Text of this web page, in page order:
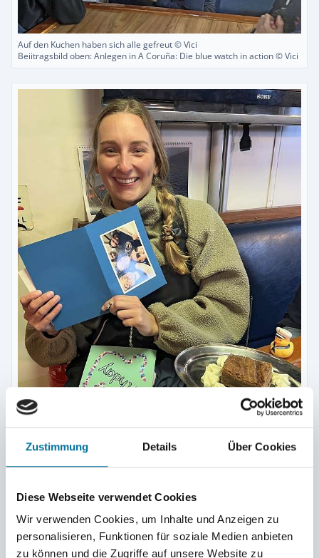
Zustimmung Details Über Cookies
Diese Webseite verwendet Cookies
Wir verwenden Cookies, um Inhalte und Anzeigen zu
personalisieren, Funktionen für soziale Medien anbieten
zu können und die Zugriffe auf unsere Website zu
Auf den Kuchen haben sich alle gefreut © Vici
Beiitragsbild oben: Anlegen in A Coruña: Die blue watch in action © Vici